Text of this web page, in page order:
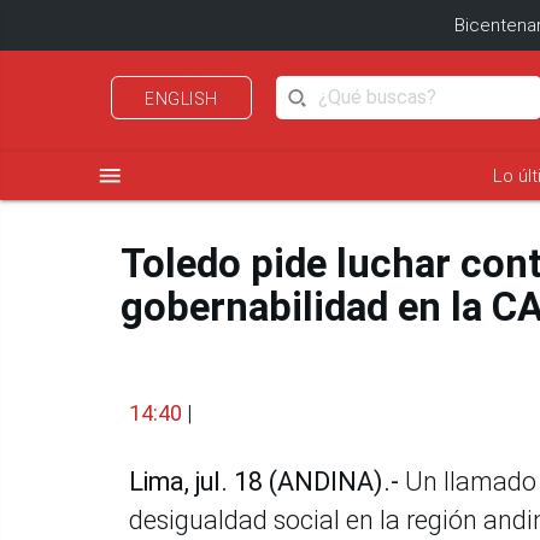
ENGLISH
menu Lo
Toledo pide luchar
gobernabilidad en la
14:40 |
Lima, jul. 18 (ANDINA).- Un
desigualdad social en la región